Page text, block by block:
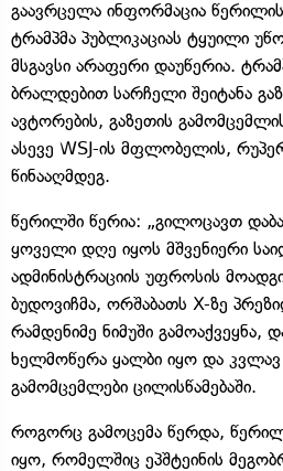
გაავრცელა ინფორმაცია წერილის
ტრამპმა პუბლიკაციას ტყუილი
მსგავსი არაფერი დაუწერია.
ბრალდებით სარჩელი შეიტანა
ავტორების, გაზეთის
ასევე WSJ-ის მფლობელის,
წინააღმდეგ.
წერილში წერია: „გილოცავთ
ყოველი დღე იყოს მშვენიერი
ადმინისტრაციის უფროსის
ბუდოვიჩმა, ორშაბათს X-ზე
რამდენიმე ნიმუში გამოაქვეყნა,
ხელმოწერა ყალბი იყო და კვლავ
გამომცემლები ცილისწამებაში.
როგორც გამოცემა წერდა,
იყო, რომელშიც ეპშტეინის